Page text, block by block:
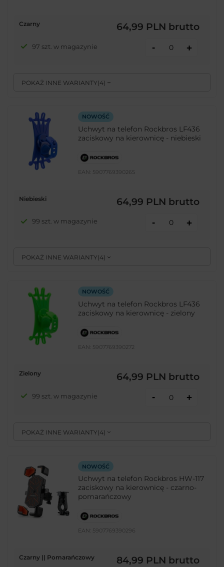
POKAŻ INNE WARIANTY(4)
Czarny 64,99 PLN brutto
97 szt. w magazynie - +
NOWOŚĆ
Uchwyt na telefon Rockbros LF436
zaciskowy na kierownicę - niebieski
EAN: 5907769390265
POKAŻ INNE WARIANTY(4)
Niebieski 64,99 PLN brutto
99 szt. w magazynie - +
NOWOŚĆ
Uchwyt na telefon Rockbros LF436
zaciskowy na kierownicę - zielony
EAN: 5907769390272
POKAŻ INNE WARIANTY(4)
Zielony 64,99 PLN brutto
99 szt. w magazynie - +
NOWOŚĆ
Uchwyt na telefon Rockbros HW-117
zaciskowy na kierownicę - czarno-
pomarańczowy
EAN: 5907769390296
Czarny || Pomarańczowy 84,99 PLN brutto